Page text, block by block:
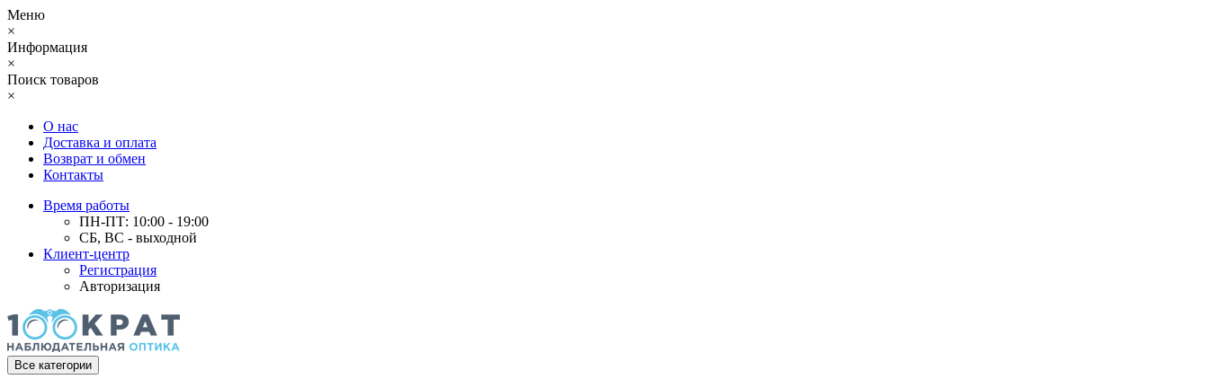
Меню
×
Информация
×
Поиск товаров
×
О нас
Доставка и оплата
Возврат и обмен
Контакты
Время работы
ПН-ПТ: 10:00 - 19:00
СБ, ВС - выходной
Клиент-центр
Регистрация
Авторизация
Все категории